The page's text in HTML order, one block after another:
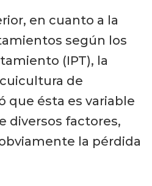
en cuanto a la
según los
(IPT), la
de
que ésta es variable
diversos factores,
la pérdida